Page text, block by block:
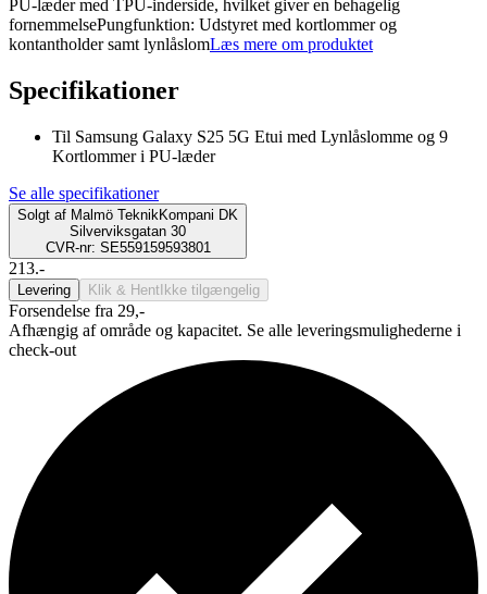
PU-læder med TPU-inderside, hvilket giver en behagelig
fornemmelsePungfunktion: Udstyret med kortlommer og
kontantholder samt lynlåslomLæs mere om produktet
Specifikationer
Til Samsung Galaxy S25 5G Etui med Lynlåslomme og 9
Kortlommer i PU-læder
Se alle specifikationer
Solgt af Malmö TeknikKompani DK
Silverviksgatan 30
CVR-nr: SE559159593801
213.-
Levering Klik & Hent Ikke tilgængelig
Forsendelse fra 29,-
Afhængig af område og kapacitet. Se alle leveringsmulighederne i
check-out